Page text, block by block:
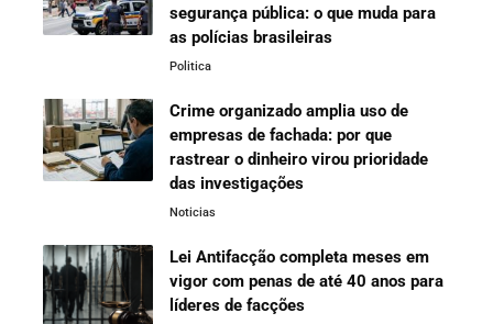
segurança pública: o que muda para
as polícias brasileiras
Politica
Crime organizado amplia uso de
empresas de fachada: por que
rastrear o dinheiro virou prioridade
das investigações
Noticias
Lei Antifacção completa meses em
vigor com penas de até 40 anos para
líderes de facções